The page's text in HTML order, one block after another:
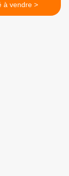
patiné à vendre >